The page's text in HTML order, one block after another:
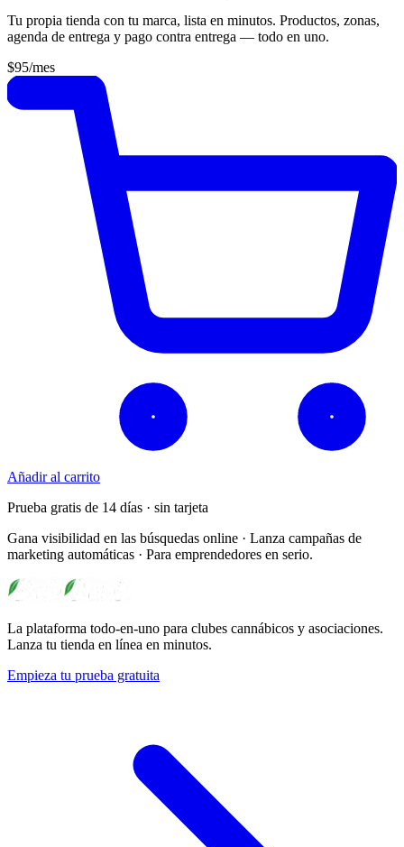
Tu propia tienda con tu marca, lista en minutos. Productos, zonas,
agenda de entrega y pago contra entrega — todo en uno.
$95/mes
Añadir al carrito
Prueba gratis de 14 días · sin tarjeta
Gana visibilidad en las búsquedas online · Lanza campañas de
marketing automáticas · Para emprendedores en serio.
La plataforma todo-en-uno para clubes cannábicos y asociaciones.
Lanza tu tienda en línea en minutos.
Empieza tu prueba gratuita